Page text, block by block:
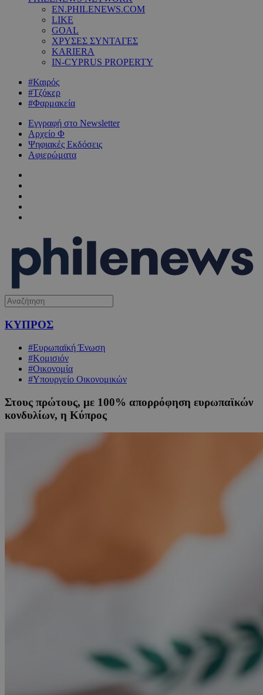
EN.PHILENEWS.COM
LIKE
GOAL
ΧΡΥΣΕΣ ΣΥΝΤΑΓΕΣ
KARIERA
IN-CYPRUS PROPERTY
#Καιρός
#Τζόκερ
#Φαρμακεία
Εγγραφή στο Newsletter
Αρχείο Φ
Ψηφιακές Εκδόσεις
Αφιερώματα
ΚΥΠΡΟΣ
#Ευρωπαϊκή Ένωση
#Κομισιόν
#Οικονομία
#Υπουργείο Οικονομικών
Στους πρώτους, με 100% απορρόφηση ευρωπαϊκών
κονδυλίων, η Κύπρος